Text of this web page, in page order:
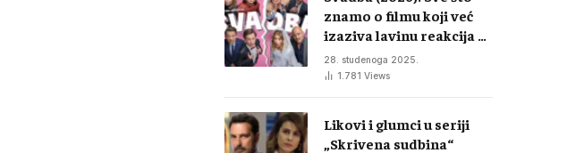
znamo o filmu koji već
izaziva lavinu reakcija u
regiji
28. studenoga 2025.
1.781 Views
Likovi i glumci u seriji
„Skrivena sudbina“